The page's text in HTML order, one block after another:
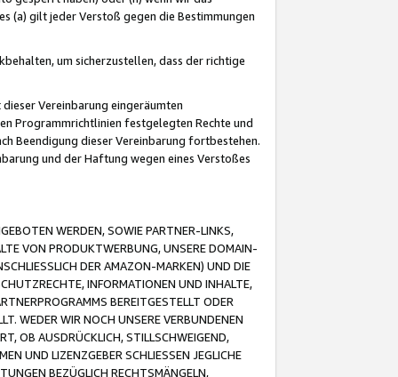
(a) gilt jeder Verstoß gegen die Bestimmungen
um sicherzustellen, dass der richtige
Vereinbarung eingeräumten
Programmrichtlinien festgelegten Rechte und
Beendigung dieser Vereinbarung fortbestehen.
und der Haftung wegen eines Verstoßes
WERDEN, SOWIE PARTNER-LINKS,
VON PRODUKTWERBUNG, UNSERE DOMAIN-
DER AMAZON-MARKEN) UND DIE
INFORMATIONEN UND INHALTE,
BEREITGESTELLT ODER
WEDER WIR NOCH UNSERE VERBUNDENEN
OB AUSDRÜCKLICH, STILLSCHWEIGEND,
UND LIZENZGEBER SCHLIESSEN JEGLICHE
BEZÜGLICH RECHTSMÄNGELN,